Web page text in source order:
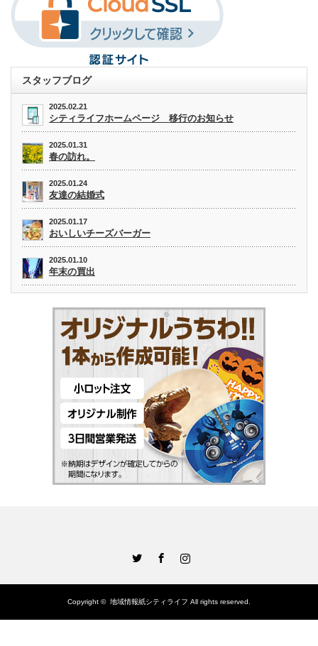
スタッフブログ
2025.02.21
シティライフホームページ 移行のお知らせ
2025.01.31
春の訪れ。
2025.01.24
友達の結婚式
2025.01.17
おいしいチーズバーガー
2025.01.10
年末の買出
Copyright © 地域情報紙シティライフ All rights reserved.